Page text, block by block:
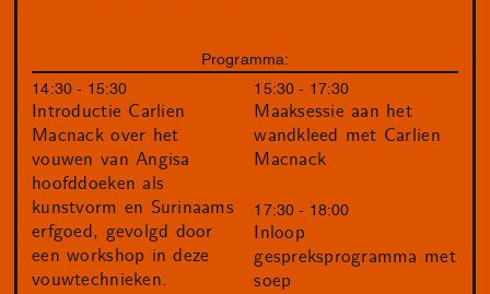
Programma:
14:30 - 15:30
Introductie Carlien
Macnack over het
vouwen van Angisa
hoofddoeken als
kunstvorm en Surinaams
erfgoed, gevolgd door
een workshop in deze
vouwtechnieken.
15:30 - 17:30
Maaksessie aan het
wandkleed met Carlien
Macnack
17:30 - 18:00
Inloop
gespreksprogramma met
soep